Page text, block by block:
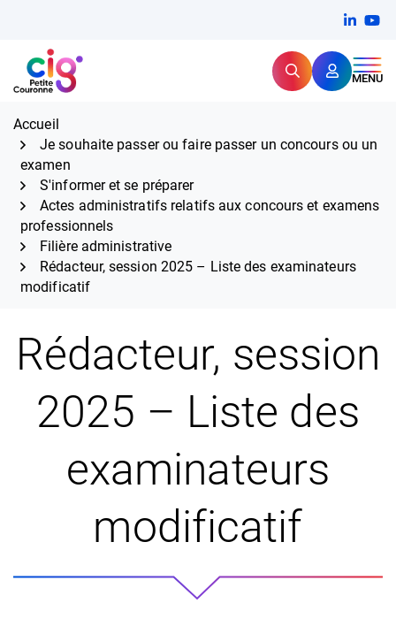
contenu
CIG Petite Couronne RechercherMENU
Expertise et proximité pour
Accueil
Je souhaite passer ou faire passer un concours ou un
examen
S'informer et se préparer
Actes administratifs relatifs aux concours et examens
professionnels
Filière administrative
Rédacteur, session 2025 – Liste des examinateurs
modificatif
Rédacteur, session
2025 – Liste des
examinateurs
modificatif